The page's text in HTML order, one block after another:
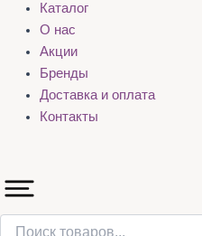
Каталог
О нас
Акции
Бренды
Доставка и оплата
Контакты